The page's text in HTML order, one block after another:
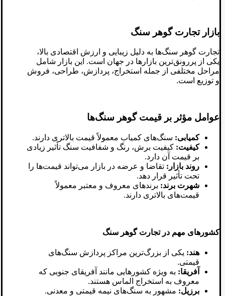
بازار تجارت گوهر سنگ
تجارت گوهر سنگ‌ها به دلیل زیبایی و ارزش اقتصادی بالا،
یکی از پررونق‌ترین بازارها در جهان است. این بازار شامل
مراحل مختلفی از جمله استخراج، پردازش، طراحی، فروش
و توزیع است.
عوامل مؤثر بر قیمت گوهر سنگ‌ها
کمیابی: سنگ‌های کمیاب معمولاً قیمت بالاتری دارند.
کیفیت: کیفیت برش، رنگ و شفافیت سنگ تأثیر زیادی
بر قیمت آن دارد.
روند بازار: تقاضا و عرضه در بازار می‌تواند قیمت‌ها را
تحت تأثیر قرار دهد.
شهرت برند: برندهای معروف و معتبر معمولاً
قیمت‌های بالاتری دارند.
کشورهای مهم در تجارت گوهر سنگ
هند: یکی از بزرگ‌ترین مراکز پردازش سنگ‌های
قیمتی.
آفریقا: به‌ ویژه کشورهایی مانند آفریقای جنوبی که
معروف به استخراج الماس هستند.
برزیل: مشهور به سنگ‌های نیمه‌ قیمتی و معدنی.